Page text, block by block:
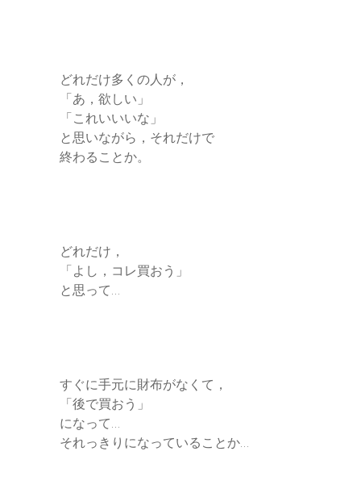
どれだけ多くの人が，
「あ，欲しい」
「これいいいな」
と思いながら，それだけで
終わることか。
どれだけ，
「よし，コレ買おう」
と思って…
すぐに手元に財布がなくて，
「後で買おう」
になって…
それっきりになっていることか…